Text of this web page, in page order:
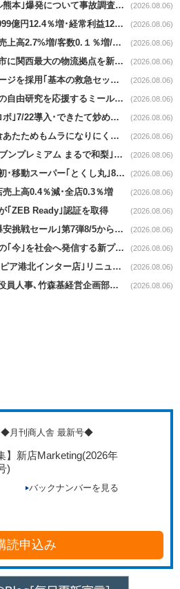
イオンnews｜｢イオンモール熊本｣爆発について事故調査委員会設置 (2026.08.06)
ケーズnews｜第1Q売上高1999億円12.4％増･経常利益125.0%増 (2026.08.06)
ヤオコーnews｜７月既存店売上高2.7%増/客数0.１％増/客単価2.6％増 (2026.08.06)
アマゾンnews｜兵庫県尼崎市に関西最大の物流拠点を新設・市内2拠点目 (2026.08.06)
アスクルnews｜紙製パッケージを採用｢基本の救急セット｣8/5発売 (2026.08.06)
オイシックスnews｜子どもの自由研究を応援するミールキット8/6発売 (2026.08.06)
ローソンnews｜｢鍋さばきロボ｣7/22導入･できたて炒めメニューを提供 (2026.08.06)
カインズnews｜｢解凍も冷食あたためもムラになりにくいフラットレンジ｣発売 (2026.08.06)
セブンｰイレブンnews｜｢セブンプレミアム まるで和梨｣8/11から順次発売 (2026.08.06)
アルビスnews｜名古屋市で初･移動スーパー｢とくし丸｣8/4運行開始 (2026.08.06)
上高0.4％減･全店0.3％増 (2026.08.06)
｢ZEB Ready｣認証を取得 (2026.08.06)
島忠news｜家計応援企画｢爆安挑戦セール｣第7弾8/5から開催 (2026.08.06)
ファミマnews｜こども食堂の｢今｣を社会へ発信する新プロジェクト始動 (2026.08.06)
OICグループnews｜8/16｢ロピア港北インター店｣リニューアル/食品売場拡大 (2026.08.06)
コスモス薬品news｜8/28付役員人事､竹森基経営企画部長が取締役昇格 (2026.08.06)
◆月刊商人舎 最新号◆
】新店Marketing(2026年
)
バックナンバーを見る
読申込み